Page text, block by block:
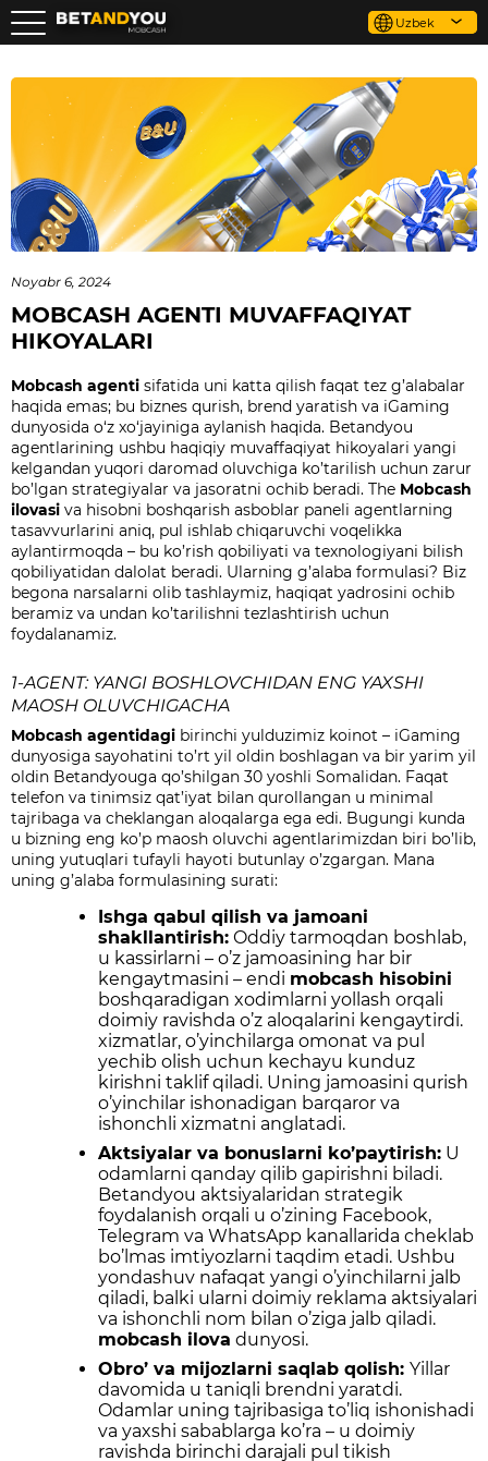
Uzbek
Noyabr 6, 2024
MOBCASH AGENTI MUVAFFAQIYAT
HIKOYALARI
Mobcash agenti sifatida uni katta qilish faqat tez g’alabalar
haqida emas; bu biznes qurish, brend yaratish va iGaming
dunyosida o‘z xo‘jayiniga aylanish haqida. Betandyou
agentlarining ushbu haqiqiy muvaffaqiyat hikoyalari yangi
kelgandan yuqori daromad oluvchiga ko’tarilish uchun zarur
bo’lgan strategiyalar va jasoratni ochib beradi. The Mobcash
ilovasi va hisobni boshqarish asboblar paneli agentlarning
tasavvurlarini aniq, pul ishlab chiqaruvchi voqelikka
aylantirmoqda – bu ko’rish qobiliyati va texnologiyani bilish
qobiliyatidan dalolat beradi. Ularning g’alaba formulasi? Biz
begona narsalarni olib tashlaymiz, haqiqat yadrosini ochib
beramiz va undan ko’tarilishni tezlashtirish uchun
foydalanamiz.
1-AGENT: YANGI BOSHLOVCHIDAN ENG YAXSHI
MAOSH OLUVCHIGACHA
Mobcash agentidagi birinchi yulduzimiz koinot – iGaming
dunyosiga sayohatini to’rt yil oldin boshlagan va bir yarim yil
oldin Betandyouga qo’shilgan 30 yoshli Somalidan. Faqat
telefon va tinimsiz qat’iyat bilan qurollangan u minimal
tajribaga va cheklangan aloqalarga ega edi. Bugungi kunda
u bizning eng ko’p maosh oluvchi agentlarimizdan biri bo’lib,
uning yutuqlari tufayli hayoti butunlay o’zgargan. Mana
uning g’alaba formulasining surati:
Ishga qabul qilish va jamoani
shakllantirish: Oddiy tarmoqdan boshlab,
u kassirlarni – o’z jamoasining har bir
kengaytmasini – endi mobcash hisobini
boshqaradigan xodimlarni yollash orqali
doimiy ravishda o’z aloqalarini kengaytirdi.
xizmatlar, o’yinchilarga omonat va pul
yechib olish uchun kechayu kunduz
kirishni taklif qiladi. Uning jamoasini qurish
o’yinchilar ishonadigan barqaror va
ishonchli xizmatni anglatadi.
Aktsiyalar va bonuslarni ko’paytirish: U
odamlarni qanday qilib gapirishni biladi.
Betandyou aktsiyalaridan strategik
foydalanish orqali u o’zining Facebook,
Telegram va WhatsApp kanallarida cheklab
bo’lmas imtiyozlarni taqdim etadi. Ushbu
yondashuv nafaqat yangi o’yinchilarni jalb
qiladi, balki ularni doimiy reklama aktsiyalari
va ishonchli nom bilan o’ziga jalb qiladi.
mobcash ilova dunyosi.
Obro’ va mijozlarni saqlab qolish: Yillar
davomida u taniqli brendni yaratdi.
Odamlar uning tajribasiga to’liq ishonishadi
va yaxshi sabablarga ko’ra – u doimiy
ravishda birinchi darajali pul tikish